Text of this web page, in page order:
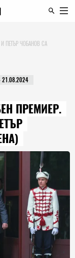
ПЕТЪР ЧОБАНОВ СА
21.08.2024
ПРЕМИЕР.